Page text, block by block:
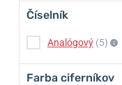
Číselník
Analógový (5)
Farba ciferníkov